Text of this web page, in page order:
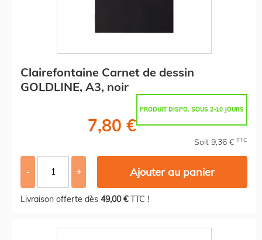
Clairefontaine Carnet de dessin
GOLDLINE, A3, noir
PRODUIT DISPO. SOUS 2-10 JOURS
7,80 €
Soit 9,36 € TTC
- + Ajouter au panier
Livraison offerte dès 49,00 €TTC !